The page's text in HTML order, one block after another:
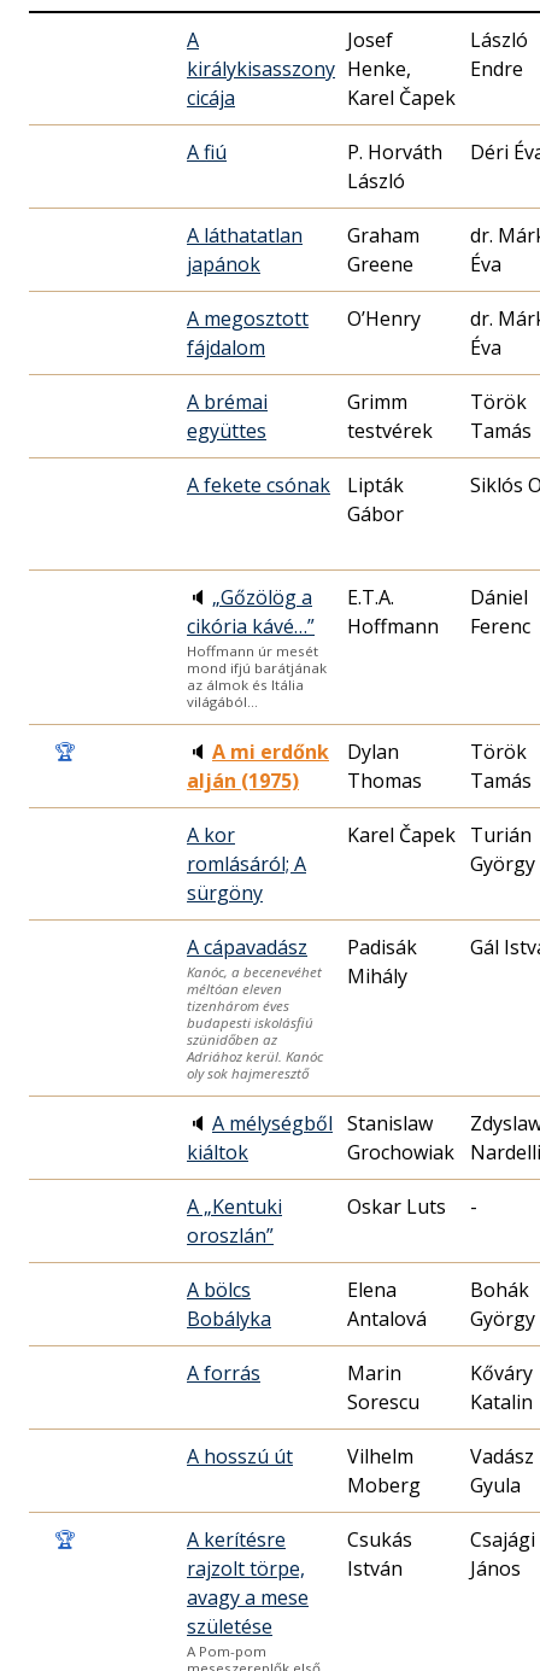
A
királykisasszony
cicája
Josef
Henke,
Karel Čapek
László
Endre
A fiú
P. Horváth
László
Déri
A láthatatlan
japánok
Graham
Greene
dr.
Éva
A megosztott
fájdalom
O’Henry
dr.
Éva
A brémai
együttes
Grimm
testvérek
Török
Tamás
A fekete csónak
Lipták
Gábor
Siklós
🔈 „Gőzölög a
cikória kávé…”
Hoffmann úr mesét
mond ifjú barátjának
az álmok és Itália
világából…
E.T.A.
Hoffmann
Dániel
Ferenc
🏆 🔈 A mi erdőnk
alján (1975)
Dylan
Thomas
Török
Tamás
A kor
romlásáról; A
sürgöny
Karel Čapek Turián
György
A cápavadász
Kanóc, a becenevéhet
méltóan eleven
tizenhárom éves
budapesti iskolásfiú
szünidőben az
Adriához kerül. Kanóc
oly sok hajmeresztő
Padisák
Mihály
Gál
🔈 A mélységből
kiáltok
Stanislaw
Grochowiak
Nardelli
A „Kentuki
oroszlán”
Oskar Luts -
A bölcs
Bobályka
Elena
Antalová
Bohák
György
A forrás
Marin
Sorescu
Kőváry
Katalin
A hosszú út
Vilhelm
Moberg
Vadász
Gyula
🏆
A kerítésre
rajzolt törpe,
avagy a mese
születése
A Pom-pom
Csukás
István
Csajági
János